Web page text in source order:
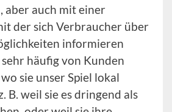
aber auch mit einer
der sich Verbraucher über
informieren
häufig von Kunden
sie unser Spiel lokal
B. weil sie es dringend als